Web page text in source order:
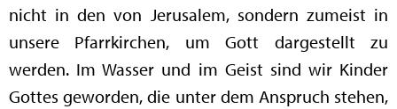
nicht in den von Jerusalem, sondern zumeist in
unsere Pfarrkirchen, um Gott dargestellt zu
werden. Im Wasser und im Geist sind wir Kinder
Gottes geworden, die unter dem Anspruch stehen,